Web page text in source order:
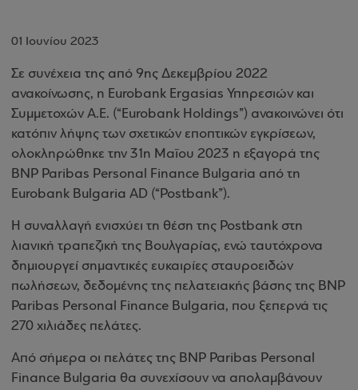
01 Ιουνίου 2023
Σε συνέχεια της από 9ης Δεκεμβρίου 2022
ανακοίνωσης, η Eurobank Ergasias Υπηρεσιών και
Συμμετοχών Α.Ε. (“Eurobank Ηοldings”) ανακοινώνει ότι
κατόπιν λήψης των σχετικών εποπτικών εγκρίσεων,
ολοκληρώθηκε την 31η Μαΐου 2023 η εξαγορά της
BNP Paribas Personal Finance Bulgaria από τη
Eurobank Bulgaria AD (“Postbank”).
Η συναλλαγή ενισχύει τη θέση της Postbank στη
λιανική τραπεζική της Βουλγαρίας, ενώ ταυτόχρονα
δημιουργεί σημαντικές ευκαιρίες σταυροειδών
πωλήσεων, δεδομένης της πελατειακής βάσης της BNP
Paribas Personal Finance Bulgaria, που ξεπερνά τις
270 χιλιάδες πελάτες.
Από σήμερα οι πελάτες της BNP Paribas Personal
Finance Bulgaria θα συνεχίσουν να απολαμβάνουν